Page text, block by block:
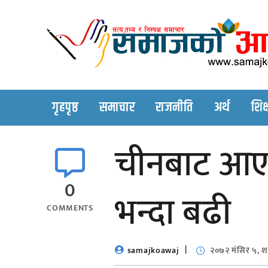
गृहपृष्ठ समाचार राजनीति अर्थ
0
COMMENTS
चीनबाट
भन्दा बढी
samajkoawaj २०७२ मंसिर ५,